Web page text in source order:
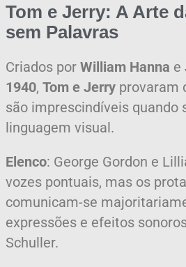
Tom e Jerry: A Arte
sem Palavras
Criados por William Hanna e
1940, Tom e Jerry provaram
são imprescindíveis quando
linguagem visual.
Elenco: George Gordon e
vozes pontuais, mas os
comunicam-se
expressões e efeitos
Schuller.